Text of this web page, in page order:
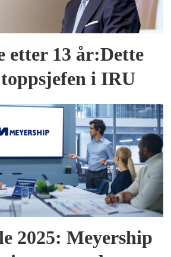
etter 13 år:Dette
i IRU
2025: Meyership